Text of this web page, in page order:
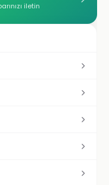
iletin